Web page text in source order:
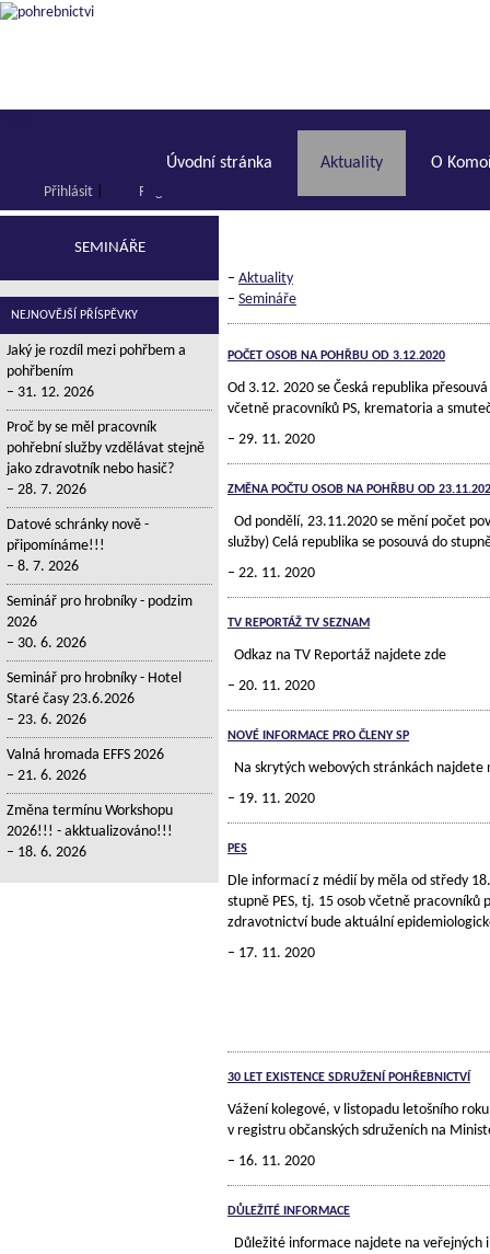
Úvodní stránka Aktuality O
Přihlásit Registrace
– Aktuality
– Semináře
POČET OSOB NA POHŘBU OD 3.12.2020
Od 3.12. 2020 se Česká republika
včetně pracovníků PS, krematoria a
29. 11. 2020
ZMĚNA POČTU OSOB NA POHŘBU OD
Od pondělí, 23.11.2020 se mění počet
služby) Celá republika se posouvá do
22. 11. 2020
TV REPORTÁŽ TV SEZNAM
Odkaz na TV Reportáž najdete zde
20. 11. 2020
NOVÉ INFORMACE PRO ČLENY SP
Na skrytých webových stránkách
19. 11. 2020
PES
Dle informací z médií by měla od středy
stupně PES, tj. 15 osob včetně
zdravotnictví bude aktuální
17. 11. 2020
30 LET EXISTENCE SDRUŽENÍ POHŘEBNICTVÍ
Vážení kolegové, v listopadu letošního
v registru občanských sdruženích na
16. 11. 2020
DŮLEŽITÉ INFORMACE
Důležité informace najdete na
SEMINÁŘE
NEJNOVĚJŠÍ PŘÍSPĚVKY
Jaký je rozdíl mezi pohřbem a
pohřbením
31. 12. 2026
Proč by se měl pracovník
pohřební služby vzdělávat stejně
jako zdravotník nebo hasič?
28. 7. 2026
Datové schránky nově -
připomínáme!!!
8. 7. 2026
Seminář pro hrobníky - podzim
2026
30. 6. 2026
Seminář pro hrobníky - Hotel
Staré časy 23.6.2026
23. 6. 2026
Valná hromada EFFS 2026
21. 6. 2026
Změna termínu Workshopu
2026!!! - akktualizováno!!!
18. 6. 2026